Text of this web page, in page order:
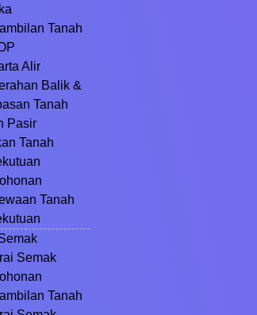
Tanah
Alir
Balik &
Tanah
Pasir
Tanah
Tanah
Semak
Tanah